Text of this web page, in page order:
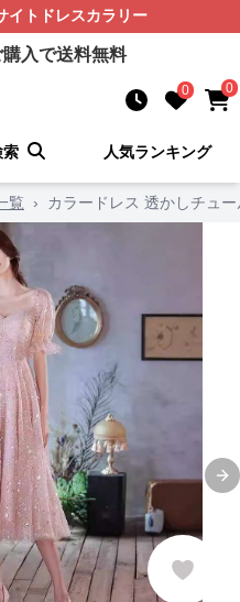
イト ドレスカラリー
入で送料無料
0 0
索 人気ランキング
覧 › カラードレス 透かしチュ